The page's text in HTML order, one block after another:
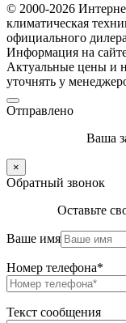
© 2000-2026
климатическая
официального
Информация на
Актуальные цены и
уточнять у
Отправлено
Ваша
×
Обратный звонок
Оставьте
Ваше имя
Номер телефона*
Текст сообщения